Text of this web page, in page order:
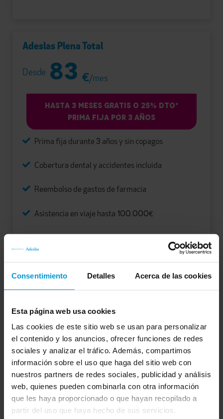
Consentimiento Detalles Acerca de las cookies
Esta página web usa cookies
Las cookies de este sitio web se usan para personalizar
el contenido y los anuncios, ofrecer funciones de redes
sociales y analizar el tráfico. Además, compartimos
información sobre el uso que haga del sitio web con
nuestros partners de redes sociales, publicidad y análisis
web, quienes pueden combinarla con otra información
que les haya proporcionado o que hayan recopilado a
partir del uso que haya hecho de sus servicios.
Adeslas Plena Total
Desde 83 €/mes
HASTA 3 MESES GRATIS O 25% DTO*
PRIMA FIJA POR 3 AÑOS
Prima fija durante 3 años y sin copagos
Cobertura dental y accidentes incluida
Reembolso de gastos de farmacia
Asistencia en viaje hasta 100.000€
Rehabilitación y Podología
Descuento a partir de3asegurados
fuera de cuadro médico
Contratar
Saber más